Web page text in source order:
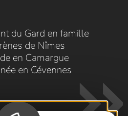
du Gard en famille
de Nîmes
en Camargue
en Cévennes